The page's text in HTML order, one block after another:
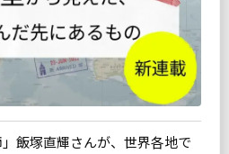
」飯塚直輝さんが、世界各地で